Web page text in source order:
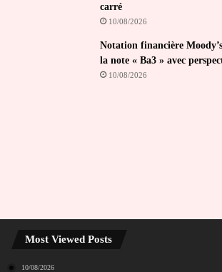
carré
10/08/2026
Notation financière
la note « Ba3 » avec
10/08/2026
Most Viewed Posts
10/08/2026